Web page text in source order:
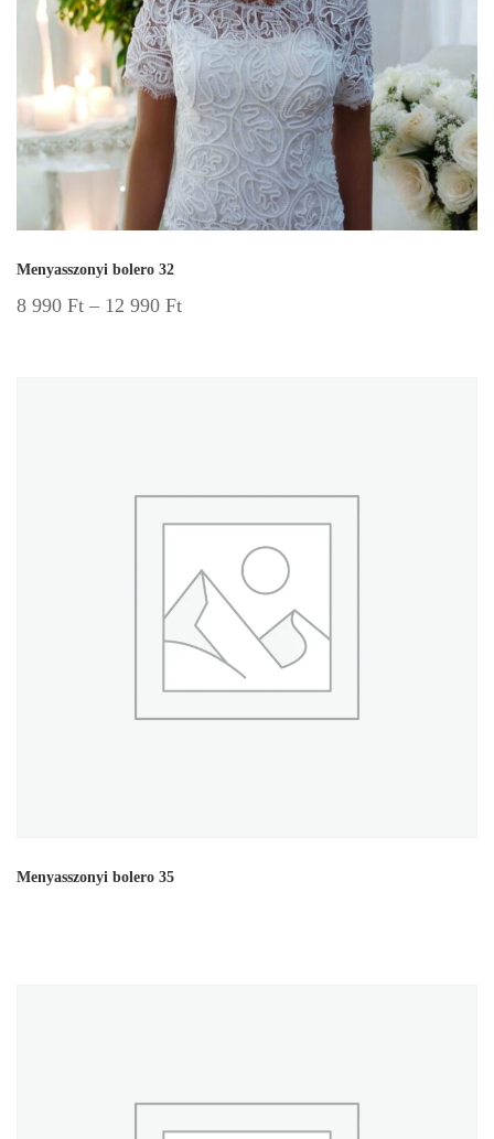
Menyasszonyi bolero 32
8 990 Ft – 12 990 Ft
Menyasszonyi bolero 35